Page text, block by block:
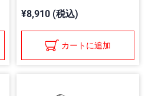
¥8,910 (税込)
カートに追加